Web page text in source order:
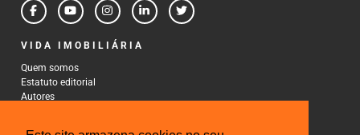
VIDA IMOBILIÁRIA
Quem somos
Estatuto editorial
Autores